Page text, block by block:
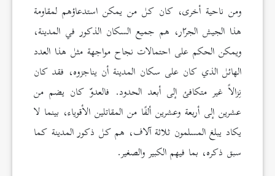
ومن ناحية أخرى، كان كل من يمكن استدعاؤهم لمقاومة
هذا الجيش الجرّار، هم جميع السكان الذكور في المدينة،
ويمكن الحكم على احتمالات نجاح مواجهة مثل هذا العدد
الهائل الذي كان على سكان المدينة أن يناجزوه، فقد كان
نِزالاً غير متكافئ إلى أبعد الحدود. فالعدوّ كان يضم من
عشرين إلى أربعة وعشرين ألفًا من المقاتلين الأقوياء، بينما لا
يكاد يبلغ المسلمون ثلاثة آلاف، هم كل ذكور المدينة كما
سبق ذكره، بما فيهم الكبير والصغير.